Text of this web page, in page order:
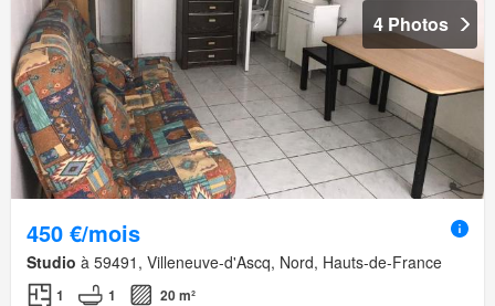
4 Photos
450 €/mois
Studio à 59491, Villeneuve-d'Ascq, Nord, Hauts-de-France
1 1
20 m²